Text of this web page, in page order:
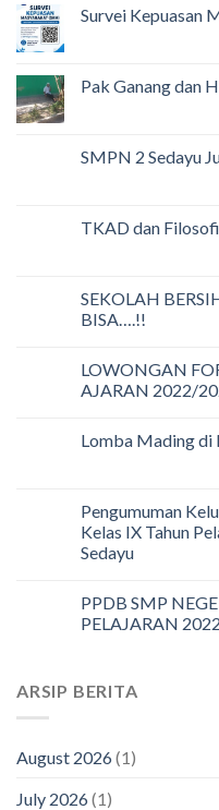
Survei Kepuasan
Pak Ganang dan
SMPN 2 Sedayu
TKAD dan
SEKOLAH
BISA….!!
LOWONGAN
AJARAN 2022/
Lomba Mading di
Pengumuman
Kelas IX Tahun
Sedayu
PPDB SMP
PELAJARAN
ARSIP BERITA
August 2026(1)
July 2026(1)